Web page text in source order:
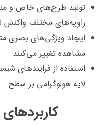
تولید طرح‌های خاص و
زاویه‌های مختلف
ایجاد ویژگی‌های بصری
مشاهده تغییر می‌کنند
استفاده از فرایندهای
لایه هولوگرامی بر سطح